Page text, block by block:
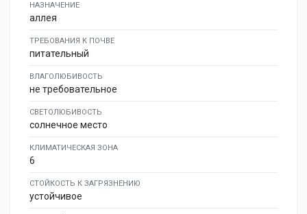
НАЗНАЧЕНИЕ
аллея
ТРЕБОВАНИЯ К ПОЧВЕ
питательный
ВЛАГОЛЮБИВОСТЬ
не требовательное
СВЕТОЛЮБИВОСТЬ
солнечное место
КЛИМАТИЧЕСКАЯ ЗОНА
6
СТОЙКОСТЬ К ЗАГРЯЗНЕНИЮ
устойчивое